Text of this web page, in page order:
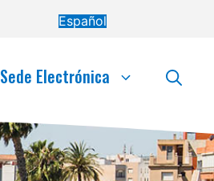
Español
Sede Electrónica